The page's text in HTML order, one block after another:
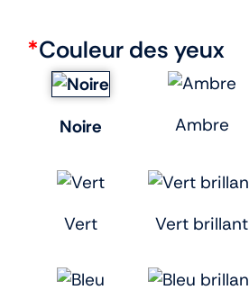
*Couleur des yeux
Noire Ambre
Vert Vert brillant